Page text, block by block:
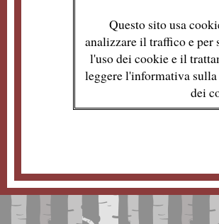
Questo sito usa
analizzare il traffico e per
l'uso dei cookie e il
leggere l'informativa
dei